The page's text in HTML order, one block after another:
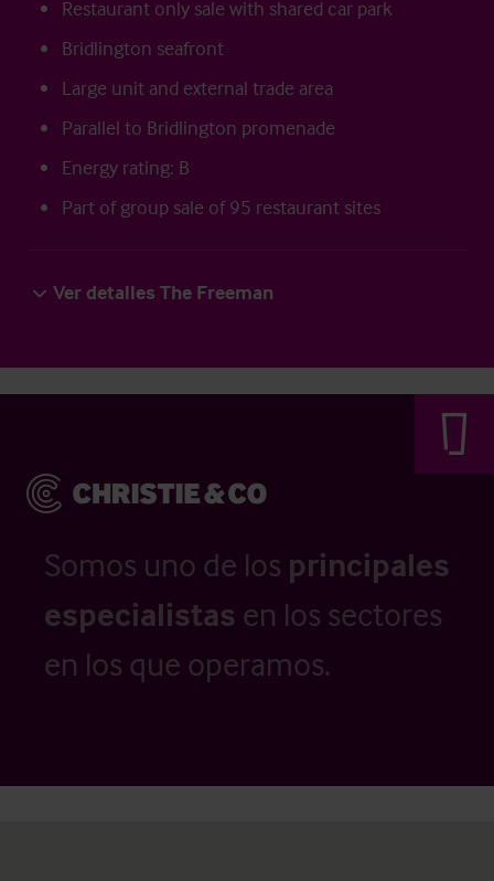
Restaurant only sale with shared car park
Bridlington seafront
Large unit and external trade area
Parallel to Bridlington promenade
Energy rating: B
Part of group sale of 95 restaurant sites
Ver detalles The Freeman
Somos uno de los principales
especialistas en los sectores
en los que operamos.